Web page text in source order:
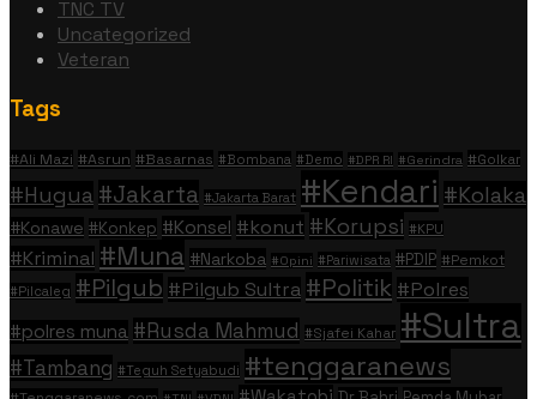
TNC TV
Uncategorized
Veteran
Tags
#Ali Mazi #Asrun #Basarnas #Bombana #Demo #DPR RI #Gerindra #Golkar
#Hugua #Jakarta #Jakarta Barat #Kendari #Kolaka
#Konawe #Konkep #Konsel #konut #Korupsi #KPU
#Kriminal #Muna #Narkoba #Opini #Pariwisata #PDIP #Pemkot
#Pilcaleg #Pilgub #Pilgub Sultra #Politik #Polres
#polres muna #Rusda Mahmud #Sjafei Kahar #Sultra
#Tambang #Teguh Setyabudi #tenggaranews